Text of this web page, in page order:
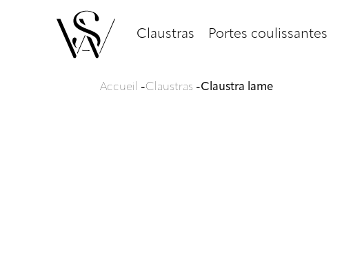
Claustras Portes coulissantes
Accueil -Claustras -Claustra lame